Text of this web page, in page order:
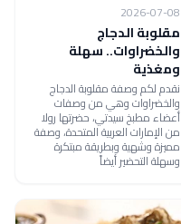
2026-07-08
مقلوبة الدجاج
والخضراوات.. سهلة
ومغذية
نقدم لكم وصفة مقلوبة الدجاج
والخضراوات وهي من وصفات
أعضاء مطبخ سيدتي، حضرتها رولا
من الإمارات العربية المتحدة، وصفة
مميزة وشهية وبطريقة مبتكرة
وسهلة التحضير أيضاً